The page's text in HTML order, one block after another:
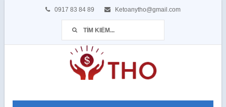
0917 83 84 89 Ketoanytho@gmail.com